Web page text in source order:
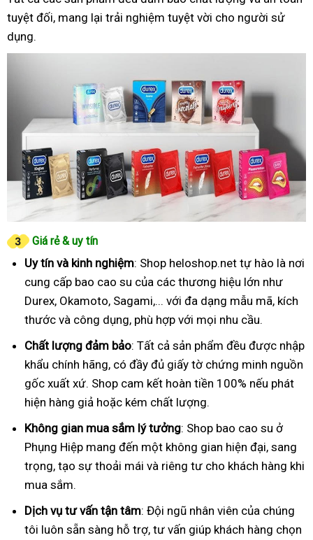
tuyệt đối, mang lại trải nghiệm tuyệt vời cho người sử
dụng.
Giá rẻ & uy tín
Uy tín và kinh nghiệm: Shop heloshop.net tự hào là nơi
cung cấp bao cao su của các thương hiệu lớn như
Durex, Okamoto, Sagami,... với đa dạng mẫu mã, kích
thước và công dụng, phù hợp với mọi nhu cầu.
Chất lượng đảm bảo: Tất cả sản phẩm đều được nhập
khẩu chính hãng, có đầy đủ giấy tờ chứng minh nguồn
gốc xuất xứ. Shop cam kết hoàn tiền 100% nếu phát
hiện hàng giả hoặc kém chất lượng.
Không gian mua sắm lý tưởng: Shop bao cao su ở
Phụng Hiệp mang đến một không gian hiện đại, sang
trọng, tạo sự thoải mái và riêng tư cho khách hàng khi
mua sắm.
Dịch vụ tư vấn tận tâm: Đội ngũ nhân viên của chúng
tôi luôn sẵn sàng hỗ trợ, tư vấn giúp khách hàng chọn